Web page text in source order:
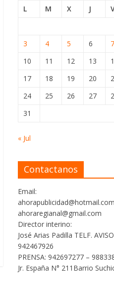
L
M X J
3
4 5 6 7
10
11 12 13
17
18 19 20
24
25 26 27
31
« Jul
Contactanos
Email:
ahorapublicidad@hotmail.com
ahoraregianal@gmail.com
Director interino:
José Arias Padilla TELF.
942467926
PRENSA: 942697277 –
Jr. España N° 211Barrio